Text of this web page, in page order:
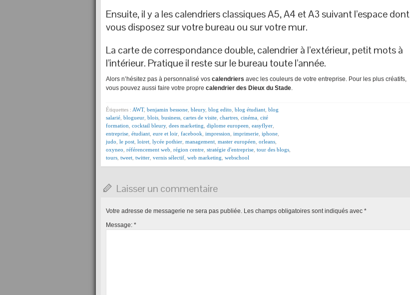
Ensuite, il y a les calendriers classiques A5, A4 et A3 suivant l’espace dont
vous disposez sur votre bureau ou sur votre mur.
La carte de correspondance double, calendrier à l’extérieur, petit mots à
l’intérieur. Pratique il reste sur le bureau toute l’année.
Alors n’hésitez pas à personnalisé vos calendriers avec les couleurs de votre entreprise. Pour les plus créatifs,
vous pouvez aussi faire votre propre calendrier des Dieux du Stade.
Étiquettes : AWT, benjamin bessone bleury, blog edito blog étudiant blog
salarié blogueur blois business cartes de visite chartres cinéma cité
formation cocktail bleury, dees marketing diplome europeen easyflyer
entreprise étudiant eure et loir facebook impression imprimerie iphone
judo le post loiret lycée pothier management master européen orleans
oxyneo référencement web région centre stratégie d'entreprise tour des blogs
tours tweet twitter vernis sélectif web marketing webschool
Laisser un commentaire
Votre adresse de messagerie ne sera pas publiée. Les champs obligatoires sont indiqués avec *
Message: *